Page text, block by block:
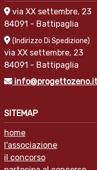
via XX settembre, 23
84091 - Battipaglia
(Indirizzo Di Spedizione)
via XX settembre, 23
84091 - Battipaglia
info@progettozeno.it
SITEMAP
home
l'associazione
il concorso